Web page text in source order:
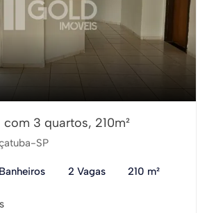
3 quartos, 210m²
SP
2 Vagas 210 m²